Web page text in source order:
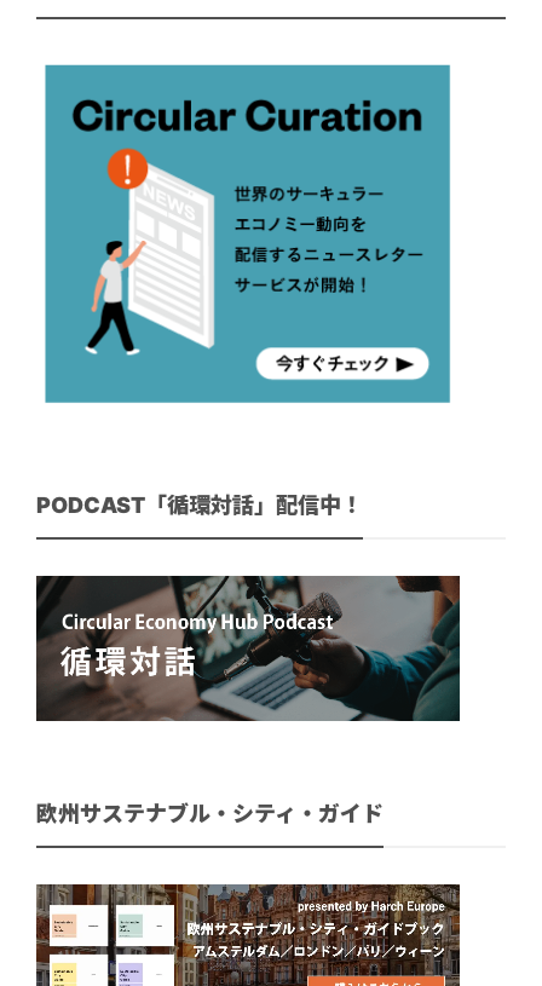
PODCAST「循環対話」配信中！
欧州サステナブル・シティ・ガイド